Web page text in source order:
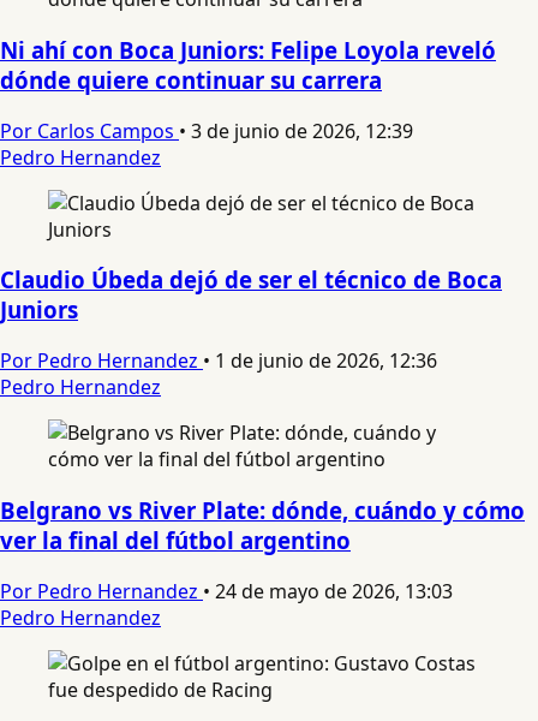
Ni ahí con Boca Juniors: Felipe Loyola reveló
dónde quiere continuar su carrera
Por Carlos Campos • 3 de junio de 2026, 12:39
Pedro Hernandez
Claudio Úbeda dejó de ser el técnico de Boca
Juniors
Por Pedro Hernandez • 1 de junio de 2026, 12:36
Pedro Hernandez
Belgrano vs River Plate: dónde, cuándo y cómo
ver la final del fútbol argentino
Por Pedro Hernandez • 24 de mayo de 2026, 13:03
Pedro Hernandez